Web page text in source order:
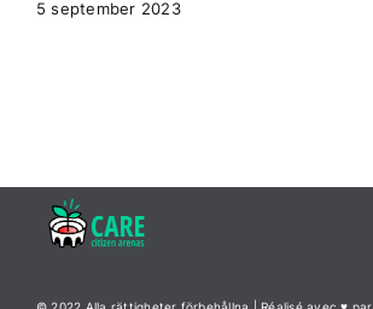
5 september 2023
© 2022 Alla rättigheter förbehållna | Réalisé avec ♥ par